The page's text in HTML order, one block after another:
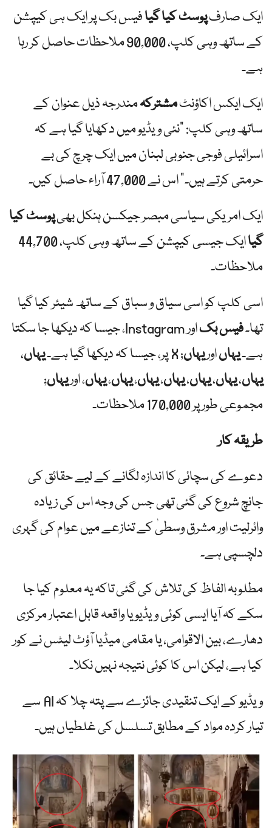
ایک صارفپوسٹ کیا گیافیس بک پر ایک ہی کیپشن
کے ساتھ وہی کلپ، 90,000 ملاحظات حاصل کر رہا
ہے۔
ایک ایکس اکاؤنٹمشترکہمندرجہ ذیل عنوان کے
ساتھ وہی کلپ: "نئی ویڈیو میں دکھایا گیا ہے کہ
اسرائیلی فوجی جنوبی لبنان میں ایک چرچ کی بے
حرمتی کرتے ہیں۔” اس نے 47,000 آراء حاصل کیں۔
ایک امریکی سیاسی مبصر جیکسن ہنکل بھیپوسٹ کیا
گیا
ایک جیسی کیپشن کے ساتھ وہی کلپ، 44,700
ملاحظات۔
اسی کلپ کو اسی سیاق و سباق کے ساتھ شیئر کیا گیا
تھا۔فیس بک
اور Instagram، جیسا کہ دیکھا جا سکتا
ہے۔یہاںاوریہاں; X پر، جیسا کہ دیکھا گیا ہے۔ یہاں،
یہاں،یہاں،یہاں،یہاں،یہاں،یہاں،یہاں، اوریہاں;
مجموعی طور پر 170,000 ملاحظات۔
طریقہ کار
دعوے کی سچائی کا اندازہ لگانے کے لیے حقائق کی
جانچ شروع کی گئی تھی جس کی وجہ اس کی زیادہ
وائرلیت اور مشرق وسطیٰ کے تنازعے میں عوام کی گہری
دلچسپی ہے۔
مطلوبہ الفاظ کی تلاش کی گئی تاکہ یہ معلوم کیا جا
سکے کہ آیا ایسی کوئی ویڈیو یا واقعہ قابل اعتبار مرکزی
دھارے، بین الاقوامی، یا مقامی میڈیا آؤٹ لیٹس نے کور
کیا ہے، لیکن اس کا کوئی نتیجہ نہیں نکلا۔
ویڈیو کے ایک تنقیدی جائزے سے پتہ چلا کہ AI سے
تیار کردہ مواد کے مطابق تسلسل کی غلطیاں ہیں۔